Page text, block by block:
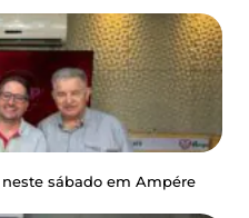
sábado em Ampére